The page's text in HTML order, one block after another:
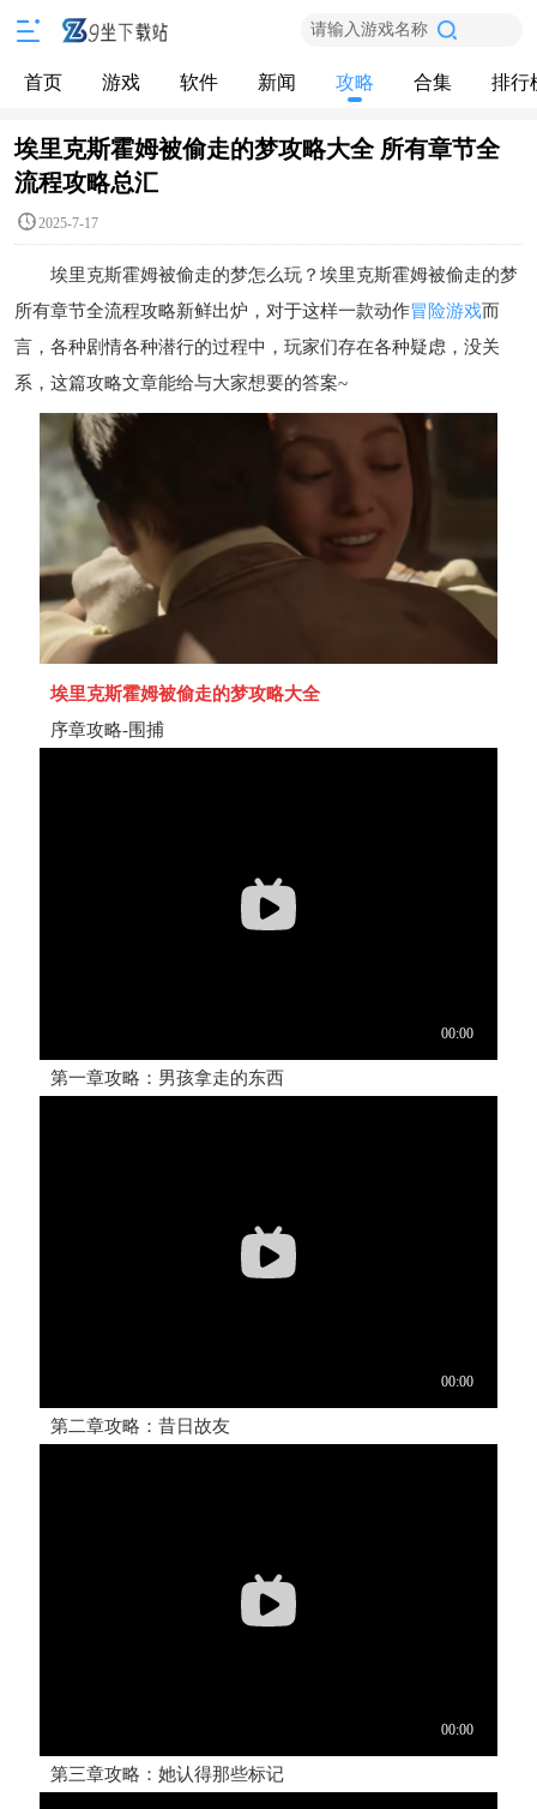
请输入游戏名称
首页 游戏 软件 新闻 攻略 合集 排行
埃里克斯霍姆被偷走的梦攻略大全 所有章节全
流程攻略总汇
2025-7-17
埃里克斯霍姆被偷走的梦怎么玩？埃里克斯霍姆被偷走的梦
所有章节全流程攻略新鲜出炉，对于这样一款动作冒险游戏而
言，各种剧情各种潜行的过程中，玩家们存在各种疑虑，没关
系，这篇攻略文章能给与大家想要的答案~
埃里克斯霍姆被偷走的梦攻略大全
序章攻略-围捕
第一章攻略：男孩拿走的东西
第二章攻略：昔日故友
第三章攻略：她认得那些标记